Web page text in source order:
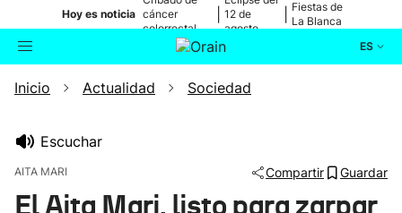
Hoy es noticia cáncer
colorrectal
12 de
agosto
Fiestas de
La Blanca
ES
Buscador Actualidad
Inicio Actualidad Sociedad
Escuchar
AITA MARI Compartir Guardar
El Aita Mari, listo para zarpar